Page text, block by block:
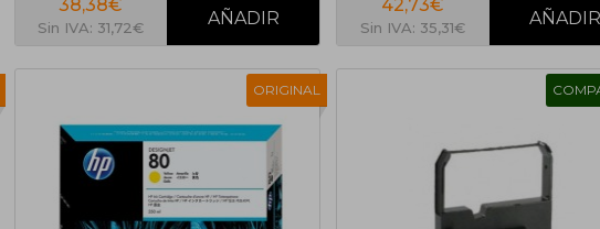
38,38€
Sin IVA: 31,72€
42,73€
Sin IVA: 35,31€
ORIGINAL